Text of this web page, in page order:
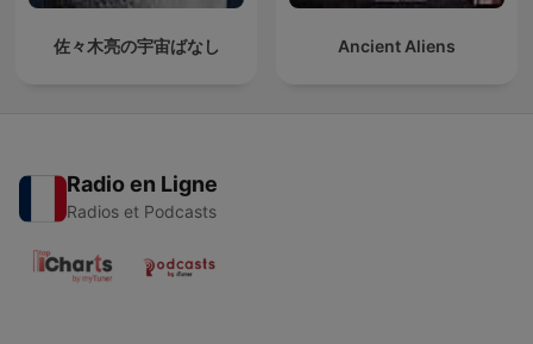
佐々木亮の宇宙ばなし Ancient Aliens
Radio en Ligne
Radios et Podcasts